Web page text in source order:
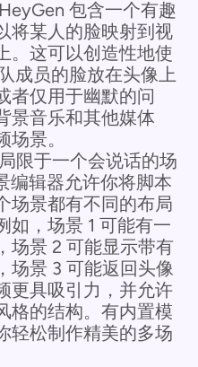
HeyGen 包含一个有趣
将某人的脸映射到视
。这可以创造性地使
员的脸放在头像上
者仅用于幽默的问
景音乐和其他媒体
景。
限于一个会说话的场
编辑器允许你将脚本
场景都有不同的布局
如，场景 1 可能有一
场景 2 可能显示带有
场景 3 可能返回头像
更具吸引力，并允许
格的结构。有内置模
轻松制作精美的多场